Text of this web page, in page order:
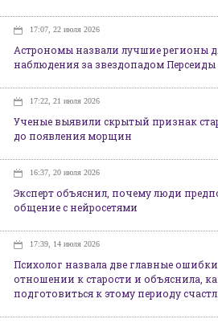
17:07, 22 июля 2026
Астрономы назвали лучшие регионы
наблюдения за звездопадом Персеиды
17:22, 21 июля 2026
Ученые выявили скрытый признак
до появления морщин
16:37, 20 июля 2026
Эксперт объяснил, почему люди
общение с нейросетями
17:39, 14 июля 2026
Психолог назвала две главные
отношении к старости и объяснила,
подготовиться к этому периоду